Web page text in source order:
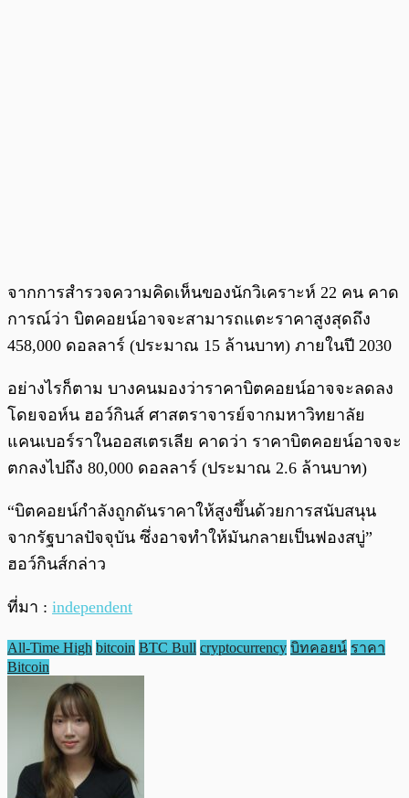
จากการสำรวจความคิดเห็นของนักวิเคราะห์ 22 คน คาด
การณ์ว่า บิตคอยน์อาจจะสามารถแตะราคาสูงสุดถึง
458,000 ดอลลาร์ (ประมาณ 15 ล้านบาท) ภายในปี 2030
อย่างไรก็ตาม บางคนมองว่าราคาบิตคอยน์อาจจะลดลง
โดยจอห์น ฮอว์กินส์ ศาสตราจารย์จากมหาวิทยาลัย
แคนเบอร์ราในออสเตรเลีย คาดว่า ราคาบิตคอยน์อาจจะ
ตกลงไปถึง 80,000 ดอลลาร์ (ประมาณ 2.6 ล้านบาท)
“บิตคอยน์กำลังถูกดันราคาให้สูงขึ้นด้วยการสนับสนุน
จากรัฐบาลปัจจุบัน ซึ่งอาจทำให้มันกลายเป็นฟองสบู่”
ฮอว์กินส์กล่าว
ที่มา : independent
All-Time High bitcoin BTC Bull cryptocurrency บิทคอยน์ ราคา
Bitcoin